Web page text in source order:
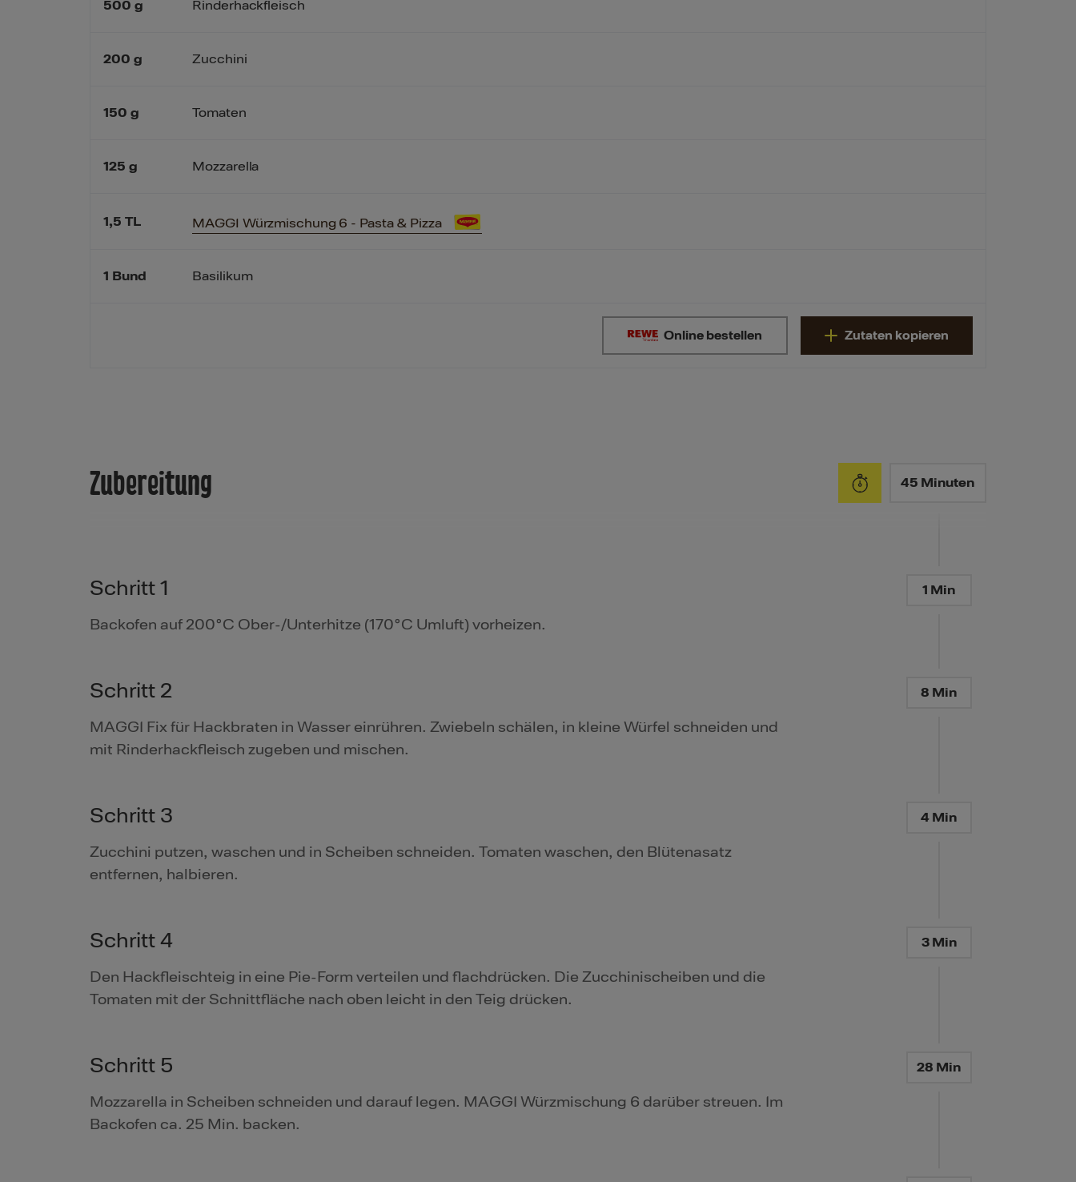
500 g
200 g
150 g
125 g
1,5 TL
1 Bund
Rinderhackfleisch
Zucchini
Tomaten
Mozzarella
MAGGI Würzmischung 6 - Pasta & Pizza
Basilikum
Online bestellen Zutaten kopieren
Zubereitung 45 Minuten
Schritt 1 1 Min
Backofen auf 200°C Ober-/Unterhitze (170°C Umluft) vorheizen.
Schritt 2 8 Min
MAGGI Fix für Hackbraten in Wasser einrühren. Zwiebeln schälen, in kleine Würfel schneiden und
mit Rinderhackfleisch zugeben und mischen.
Schritt 3 4 Min
Zucchini putzen, waschen und in Scheiben schneiden. Tomaten waschen, den Blütenasatz
entfernen, halbieren.
Schritt 4 3 Min
Den Hackfleischteig in eine Pie-Form verteilen und flachdrücken. Die Zucchinischeiben und die
Tomaten mit der Schnittfläche nach oben leicht in den Teig drücken.
Schritt 5 28 Min
Mozzarella in Scheiben schneiden und darauf legen. MAGGI Würzmischung 6 darüber streuen. Im
Backofen ca. 25 Min. backen.